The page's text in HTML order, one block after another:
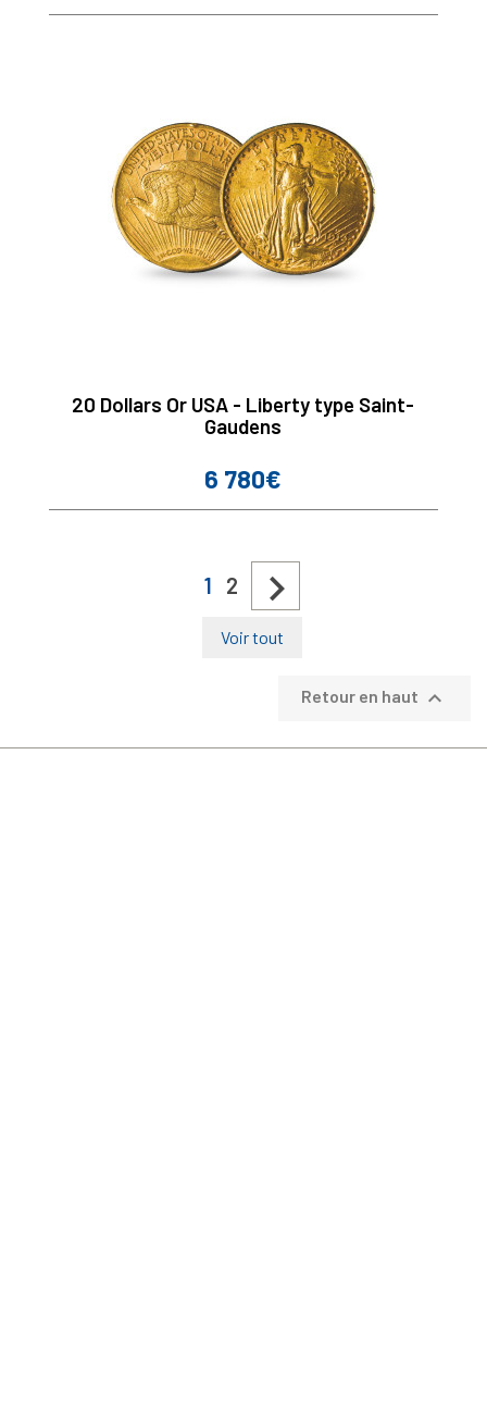
20 Dollars Or USA - Liberty type Saint-
Gaudens
Prix
6 780€
1 2 
Voir tout
Retour en haut 